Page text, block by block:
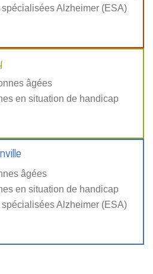
Alzheimer (ESA)
âgées
en situation de handicap
âgées
en situation de handicap
Alzheimer (ESA)